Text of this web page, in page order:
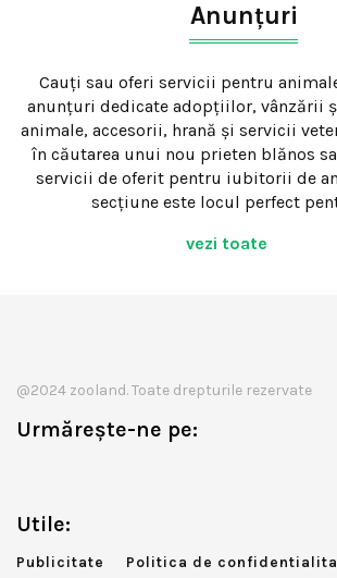
Anunțuri
Cauți sau oferi servicii pentru
anunțuri dedicate adopțiilor, vânzării
animale, accesorii, hrană și servicii
în căutarea unui nou prieten blănos
servicii de oferit pentru iubitorii de
secțiune este locul perfect
vezi toate
@2024 zooland. Toate drepturile rezervate
Urmărește-ne pe:
Utile:
Publicitate Politica de